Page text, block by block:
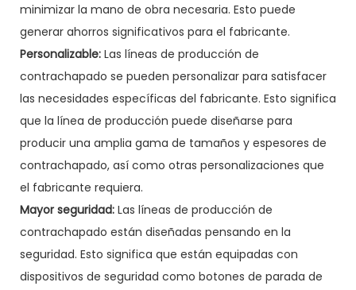
minimizar la mano de obra necesaria. Esto puede
generar ahorros significativos para el fabricante.
Personalizable: Las líneas de producción de
contrachapado se pueden personalizar para satisfacer
las necesidades específicas del fabricante. Esto significa
que la línea de producción puede diseñarse para
producir una amplia gama de tamaños y espesores de
contrachapado, así como otras personalizaciones que
el fabricante requiera.
Mayor seguridad: Las líneas de producción de
contrachapado están diseñadas pensando en la
seguridad. Esto significa que están equipadas con
dispositivos de seguridad como botones de parada de